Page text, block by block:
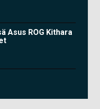
Asus ROG Kithara